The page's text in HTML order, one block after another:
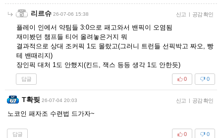
리르슈 26-07-06 15:38 신고 | 공감 확인
플레이 인에서 약팀들 3:0으로 패고와서 밴픽이 오염됨
재미봤던 챔프들 티어 올려놓은거지 뭐
결과적으로 상대 조커픽 1도 몰랐고(그러니 트런들 선픽박고 짜오, 빵
테 밴때리지)
장인픽 대처 1도 안했지(킨드, 잭스 등등 생각 1도 안한듯)
답글 0
0
T확찢 26-07-04 20:03 신고 | 공감 확인
노코인 패자조 수련법 드가자~
답글 0
0